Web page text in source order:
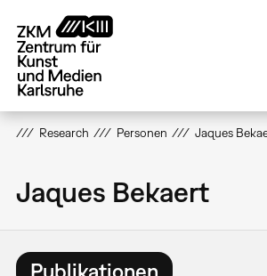
zum
Inhalt
Research Personen Jaques
Jaques Bekaert
Publikationen